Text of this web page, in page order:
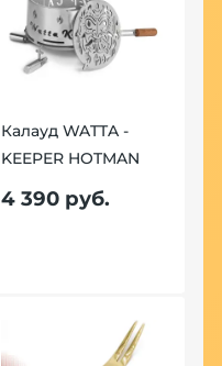
Калауд WATTA -
KEEPER HOTMAN
4 390 руб.